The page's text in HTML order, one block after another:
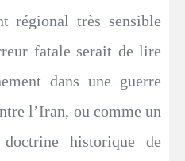
régional très sensible
fatale serait de lire
dans une guerre
l’Iran, ou comme un
historique de